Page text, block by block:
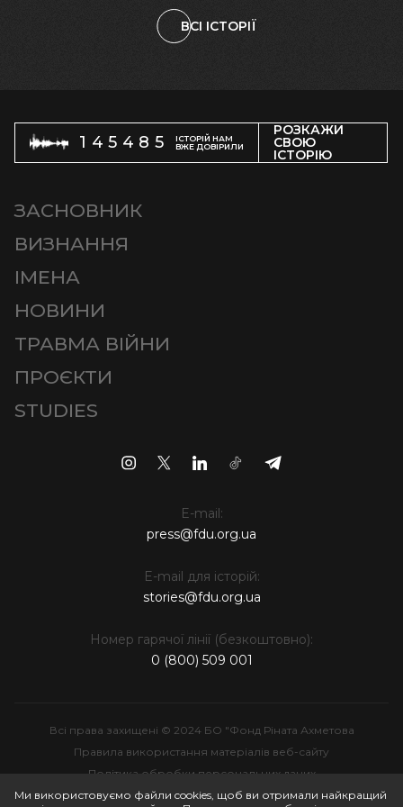
ВСІ ІСТОРІЇ
145485
ІСТОРІЙ НАМ
ВЖЕ ДОВІРИЛИ
РОЗКАЖИ
СВОЮ
ІСТОРІЮ
ЗАСНОВНИК
ВИЗНАННЯ
ІМЕНА
НОВИНИ
ТРАВМА ВІЙНИ
ПРОЄКТИ
STUDIES
E-mail:
press@fdu.org.ua
E-mail для історій:
stories@fdu.org.ua
Номер гарячої лінії (безкоштовно):
0 (800) 509 001
Всі права захищені © 2024 БО "Фонд Ріната Ахметова
Правила використання матеріалів веб-сайту
Політика обробки персональних даних
Інтелектуальна власність
Ми використовуємо файли cookies, щоб ви отримали найкращий